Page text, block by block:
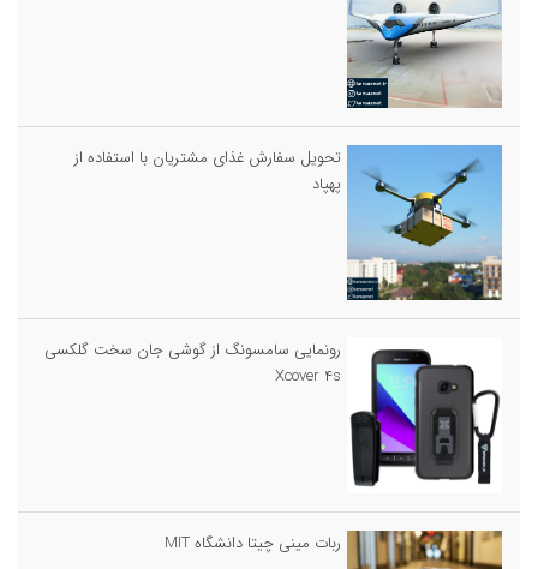
تحویل سفارش غذای مشتریان با استفاده از
پهپاد
رونمایی سامسونگ از گوشی جان سخت گلکسی
Xcover ۴s
ربات مینی چیتا دانشگاه MIT